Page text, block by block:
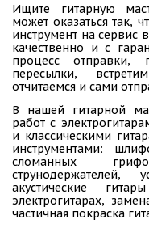
Ищите гитарную
может оказаться так,
инструмент на сервис
качественно и с
процесс отправки,
пересылки,
отчитаемся и сами
В нашей гитарной
работ с
и классическими
инструментами:
сломанных
струнодержателей,
акустические
электрогитарах,
частичная покраска